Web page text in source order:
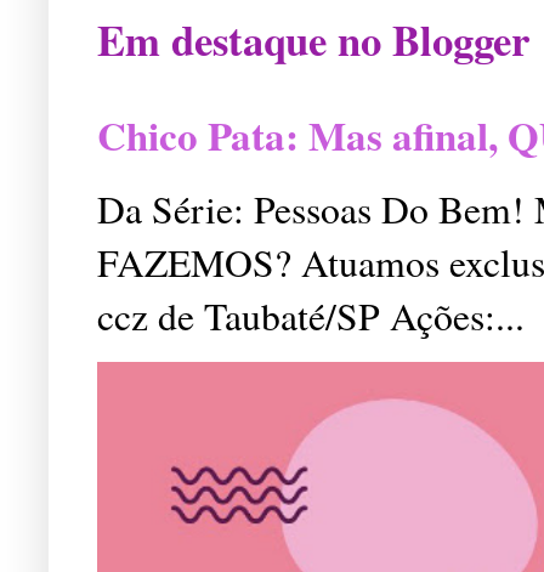
Em destaque no Blogger
Chico Pata: Mas afinal,
Da Série: Pessoas Do
FAZEMOS? Atuamos
ccz de Taubaté/SP Ações:...